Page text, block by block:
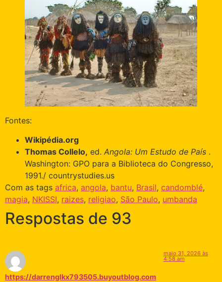
Fontes:
Wikipédia.org
Thomas Collelo, ed. Angola: Um Estudo de País .
Washington: GPO para a Biblioteca do Congresso,
1991./ countrystudies.us
Com as tags africa, angola, bantu, Brasil, candomblé,
magia, NKISSI, raizes, religiao, São Paulo, umbanda
Respostas de 93
https://darrenglkx793505.buyoutblog.com
maio 31, 2026 às
4:58 am